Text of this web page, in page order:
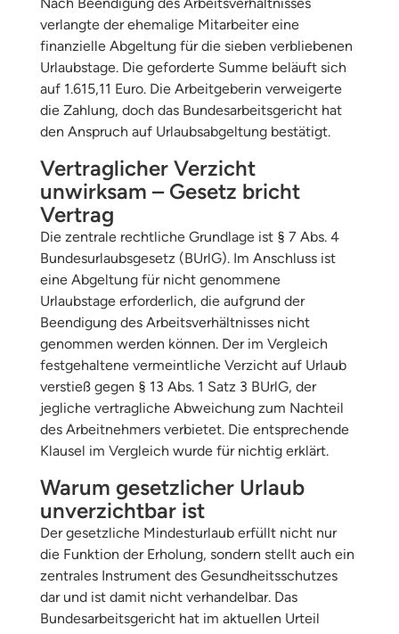
verlangte der ehemalige Mitarbeiter eine
finanzielle Abgeltung für die sieben verbliebenen
Urlaubstage. Die geforderte Summe beläuft sich
auf 1.615,11 Euro. Die Arbeitgeberin verweigerte
die Zahlung, doch das Bundesarbeitsgericht hat
den Anspruch auf Urlaubsabgeltung bestätigt.
Vertraglicher Verzicht
unwirksam – Gesetz bricht
Vertrag
Die zentrale rechtliche Grundlage ist § 7 Abs. 4
Bundesurlaubsgesetz (BUrlG). Im Anschluss ist
eine Abgeltung für nicht genommene
Urlaubstage erforderlich, die aufgrund der
Beendigung des Arbeitsverhältnisses nicht
genommen werden können. Der im Vergleich
festgehaltene vermeintliche Verzicht auf Urlaub
verstieß gegen § 13 Abs. 1 Satz 3 BUrlG, der
jegliche vertragliche Abweichung zum Nachteil
des Arbeitnehmers verbietet. Die entsprechende
Klausel im Vergleich wurde für nichtig erklärt.
Warum gesetzlicher Urlaub
unverzichtbar ist
Der gesetzliche Mindesturlaub erfüllt nicht nur
die Funktion der Erholung, sondern stellt auch ein
zentrales Instrument des Gesundheitsschutzes
dar und ist damit nicht verhandelbar. Das
Bundesarbeitsgericht hat im aktuellen Urteil